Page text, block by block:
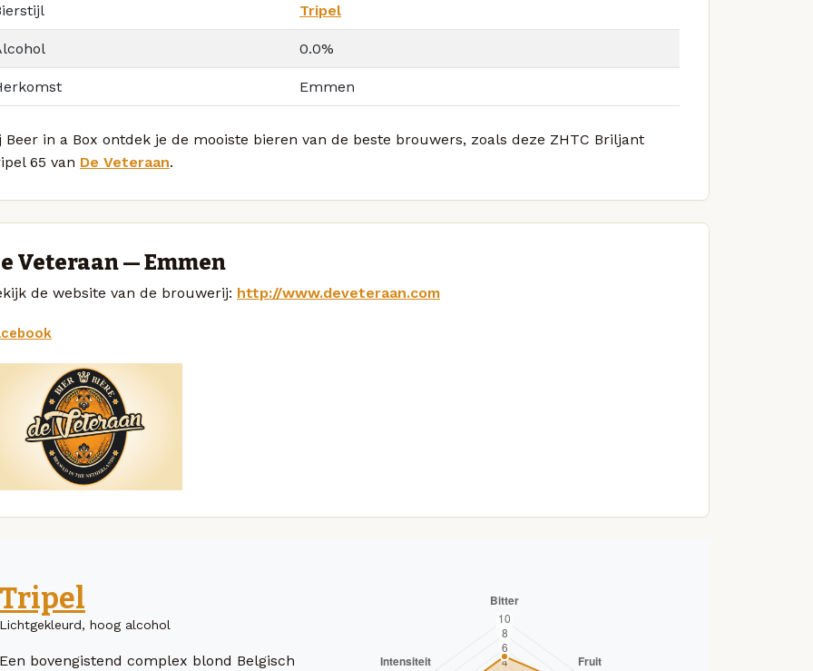
Tripel
0.0%
Emmen
Beer in a Box ontdek je de mooiste bieren van de beste brouwers, zoals deze ZHTC Briljant
65 van De Veteraan.
Veteraan — Emmen
de website van de brouwerij: http://www.deveteraan.com
Tripel
Lichtgekleurd, hoog alcohol
Een bovengistend complex blond Belgisch